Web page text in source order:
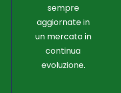
sempre
aggiornate in
un mercato in
continua
evoluzione.